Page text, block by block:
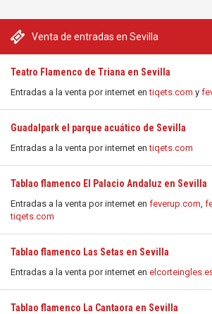
Venta de entradas en Sevilla
Teatro Flamenco de Triana en Sevilla
Entradas a la venta por internet entiqets.com y
Guadalpark el parque acuático de Sevilla
Entradas a la venta por internet entiqets.com
Tablao flamenco El Palacio Andaluz en Sevilla
Entradas a la venta por internet en feverup.com,
tiqets.com
Tablao flamenco Las Setas en Sevilla
Entradas a la venta por internet en
Tablao flamenco La Cantaora en Sevilla